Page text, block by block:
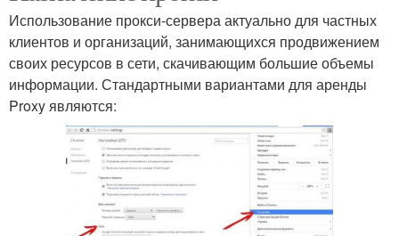
Использование прокси-сервера актуально для частных
клиентов и организаций, занимающихся продвижением
своих ресурсов в сети, скачивающим большие объемы
информации. Стандартными вариантами для аренды
Proxy являются: